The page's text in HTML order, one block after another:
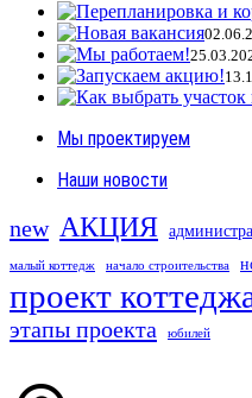
Мы проектируем
Наши новости
new АКЦИЯ
малый коттедж начало строительства
проект
этапы проекта юбилей